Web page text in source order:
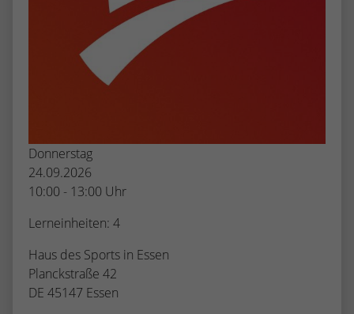
Donnerstag
24.09.2026
10:00 - 13:00 Uhr
Lerneinheiten: 4
Haus des Sports in Essen
Planckstraße 42
DE 45147 Essen